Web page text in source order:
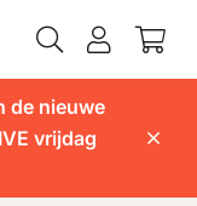
de nieuwe
vrijdag